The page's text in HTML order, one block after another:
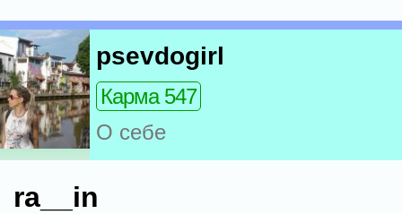
psevdogirl
Карма 547
О себе
ra__in